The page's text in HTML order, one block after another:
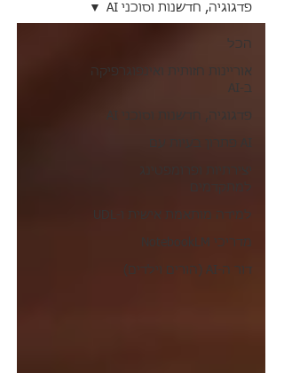
הכל
אוריינות חזותית ואינפוגרפיקה
ב-AI
פדגוגיה, חדשנות וסוכני AI
למידה מותאמת אישית ו-UDL
מדריכי NotebookLM
דור ה-AI (הורים וילדים)
פדגוגיה, חדשנות וסוכני AI